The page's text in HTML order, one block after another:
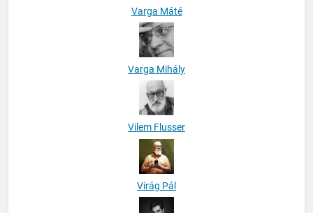
Varga Mihály
Vilem Flusser
Virág Pál